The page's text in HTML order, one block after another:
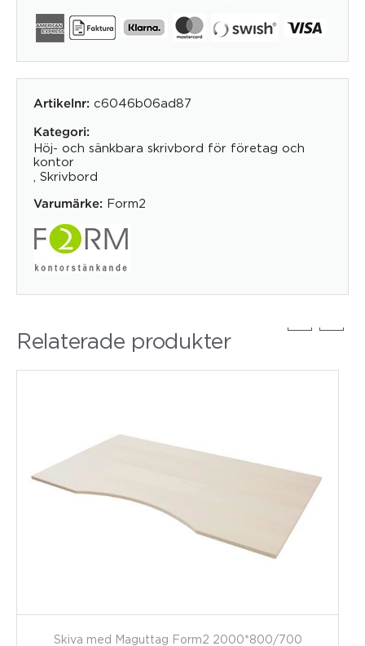
Artikelnr: c6046b06ad87
Kategori:
Höj- och sänkbara skrivbord för företag och
kontor
Skrivbord
Varumärke: Form2
Relaterade produkter
Skiva med Maguttag Form2 2000*800/700